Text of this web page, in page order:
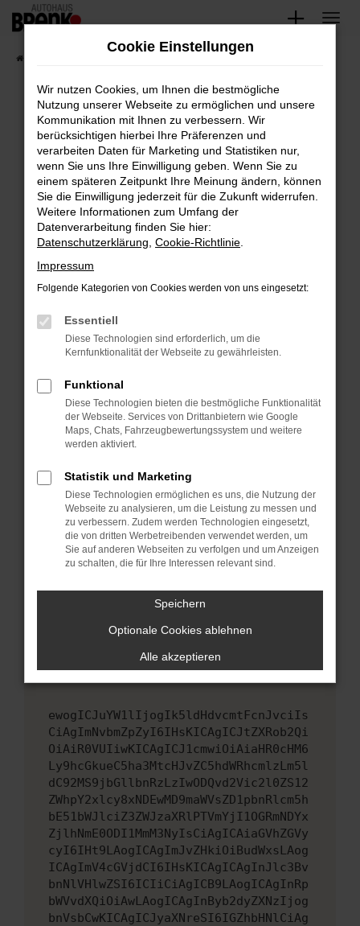
Zum
springen
Unsere Fahrzeuge
Fehler: Network Error
Beim Laden ist ein Fehler aufgetreten.
Hier sind ein paar Tipps, die dir helfen können:
Überprüfe deine Firewall und deine
Internetverbindung.
Laden andere Webseiten, zum Beispiel deine
Suchmaschine?
Prüfe deine Browsererweiterungen.
können das Laden bestimmter Seiten
verhindern. Funktioniert die Seite in einem
anderen Browser oder in einem privaten
Starte dein Gerät neu.
Das kann manchmal helfen, vorübergehende
Probleme zu beheben.
Betriebssystem auf dem neuesten Stand
sind.
Veraltete Software birgt nicht nur ein
Sicherheitsrisiko, sondern kann auch dazu
führen, dass bestimmte Funktionen nicht mehr
unterstützt werden.
Wende dich an den Webseitenbetreiber.
Wenn du alle oben genannten Schritte versucht
hast, kontaktiere uns bitte. Wir werden
versuchen, das Problem zu beheben. Du kannst
uns diesen Text schicken, um uns bei der
ewogICJuYW1lIjogIk5ldHdvcmtFcnJvciIs
CiAgImNvbmZpZyI6IHsKICAgICJtZXRob2Qi
OiAiR0VUIiwKICAgICJ1cmwiOiAiaHR0cHM6
Ly9hcGkueC5ha3MtcHJvZC5hdWRhcmlzLm5l
dC92MS9jbGllbnRzLzIwODQvd2Vic2l0ZS12
ZWhpY2xlcy8xNDEwMD9maWVsZD1pbnRlcm5h
bE51bWJlciZ3ZWJzaXRlPTVmYjI1OGRmNDYx
ZjlhNmE0ODI1MmM3NyIsCiAgICAiaGVhZGVy
cyI6IHt9LAogICAgImJvZHkiOiBudWxsLAog
ICAgImV4cGVjdCI6IHsKICAgICAgInJlc3Bv
bnNlVHlwZSI6ICIiCiAgICB9LAogICAgInRp
bWVvdXQiOiAwLAogICAgInByb2dyZXNzIjog
bnVsbCwKICAgICJyaXNreSI6IGZhbHNlCiAg
Cookie Einstellungen
Wir nutzen Cookies, um Ihnen die bestmögliche
Nutzung unserer Webseite zu ermöglichen und unsere
Kommunikation mit Ihnen zu verbessern. Wir
berücksichtigen hierbei Ihre Präferenzen und
verarbeiten Daten für Marketing und Statistiken nur,
wenn Sie uns Ihre Einwilligung geben. Wenn Sie zu
einem späteren Zeitpunkt Ihre Meinung ändern, können
Sie die Einwilligung jederzeit für die Zukunft widerrufen.
Weitere Informationen zum Umfang der
Datenverarbeitung finden Sie hier:
Datenschutzerklärung Cookie-Richtlinie
Impressum
Folgende Kategorien von Cookies werden von uns eingesetzt:
Essentiell
Diese Technologien sind erforderlich, um die
Kernfunktionalität der Webseite zu gewährleisten.
Funktional
Diese Technologien bieten die bestmögliche Funktionalität
der Webseite. Services von Drittanbietern wie Google
Maps, Chats, Fahrzeugbewertungssystem und weitere
werden aktiviert.
Statistik und Marketing
Diese Technologien ermöglichen es uns, die Nutzung der
Webseite zu analysieren, um die Leistung zu messen und
zu verbessern. Zudem werden Technologien eingesetzt,
die von dritten Werbetreibenden verwendet werden, um
Sie auf anderen Webseiten zu verfolgen und um Anzeigen
zu schalten, die für Ihre Interessen relevant sind.
Speichern
Optionale Cookies ablehnen
Alle akzeptieren